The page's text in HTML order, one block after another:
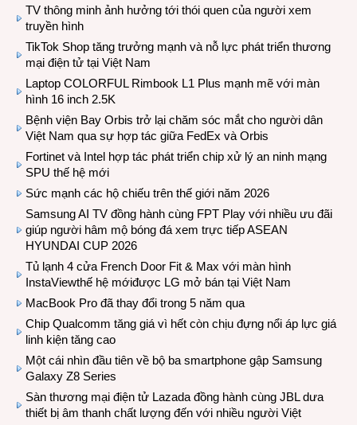
TV thông minh ảnh hưởng tới thói quen của người xem
truyền hình
TikTok Shop tăng trưởng mạnh và nỗ lực phát triển thương
mại điện tử tại Việt Nam
Laptop COLORFUL Rimbook L1 Plus mạnh mẽ với màn
hình 16 inch 2.5K
Bệnh viện Bay Orbis trở lại chăm sóc mắt cho người dân
Việt Nam qua sự hợp tác giữa FedEx và Orbis
Fortinet và Intel hợp tác phát triển chip xử lý an ninh mạng
SPU thế hệ mới
Sức mạnh các hộ chiếu trên thế giới năm 2026
Samsung AI TV đồng hành cùng FPT Play với nhiều ưu đãi
giúp người hâm mộ bóng đá xem trực tiếp ASEAN
HYUNDAI CUP 2026
Tủ lạnh 4 cửa French Door Fit & Max với màn hình
InstaViewthế hệ mớiđược LG mở bán tại Việt Nam
MacBook Pro đã thay đổi trong 5 năm qua
Chip Qualcomm tăng giá vì hết còn chịu đựng nổi áp lực giá
linh kiện tăng cao
Một cái nhìn đầu tiên về bộ ba smartphone gập Samsung
Galaxy Z8 Series
Sàn thương mại điện tử Lazada đồng hành cùng JBL dưa
thiết bị âm thanh chất lượng đến với nhiều người Việt